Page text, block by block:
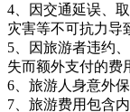
4、因交通延误、
灾害等不可抗力导
5、因旅游者违约
失而额外支付的费
6、旅游人身意外
7、旅游费用包含